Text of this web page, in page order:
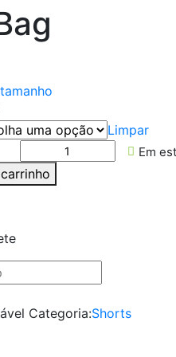
Limpar
Em
Categoria:Shorts